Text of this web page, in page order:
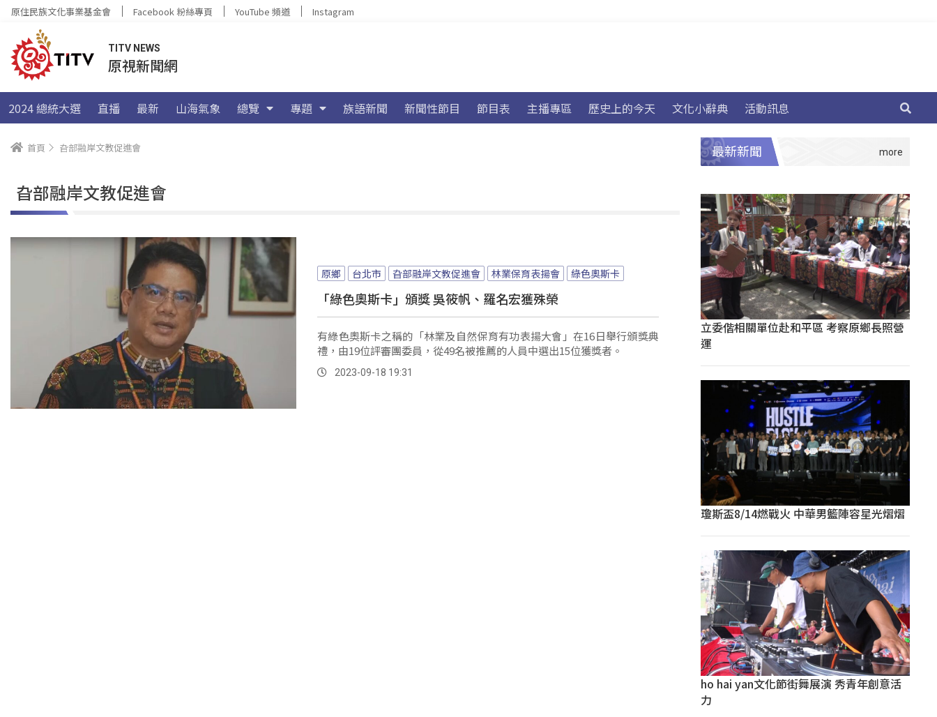
原住民族文化事業基金會 Facebook 粉絲專頁 YouTube 頻道 Instagram
TITV NEWS
原視新聞網
2024 總統大選 直播 最新 山海氣象 總覽 專題 族語新聞 新聞性節目 節目表 主播專區 歷史上的今天 文化小辭典 活動訊息
首頁 旮部融岸文教促進會
旮部融岸文教促進會
原鄉 台北市 旮部融岸文教促進會 林業保育表揚會 綠色奧斯卡
「綠色奧斯卡」頒獎 吳筱帆、羅名宏獲殊榮
有綠色奧斯卡之稱的「林業及自然保育有功表揚大會」在16日舉行頒獎典
禮，由19位評審團委員，從49名被推薦的人員中選出15位獲獎者。
2023-09-18 19:31
最新新聞
立委偕相關單位赴和平區 考察原鄉長照營
運
瓊斯盃8/14燃戰火 中華男籃陣容星光熠熠
ho hai yan文化節街舞展演 秀青年創意活
力